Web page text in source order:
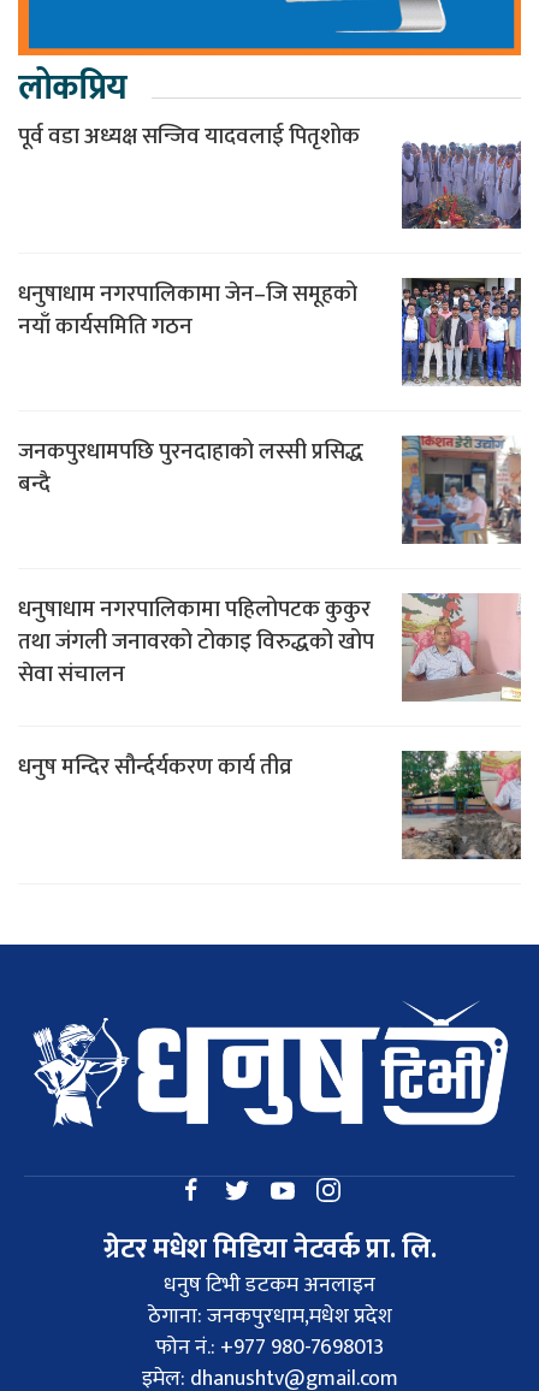
लोकप्रिय
पूर्व वडा अध्यक्ष सन्जिव यादवलाई पितृशोक
धनुषाधाम नगरपालिकामा जेन–जि समूहको
नयाँ कार्यसमिति गठन
जनकपुरधामपछि पुरनदाहाको लस्सी प्रसिद्ध
बन्दै
धनुषाधाम नगरपालिकामा पहिलोपटक कुकुर
तथा जंगली जनावरको टोकाइ विरुद्धको खोप
सेवा संचालन
धनुष मन्दिर सौर्न्दर्यकरण कार्य तीव्र
ग्रेटर मधेश मिडिया नेटवर्क प्रा. लि.
धनुष टिभी डटकम अनलाइन
ठेगाना: जनकपुरधाम,मधेश प्रदेश
फोन नं.: +977 980-7698013
इमेल: dhanushtv@gmail.com